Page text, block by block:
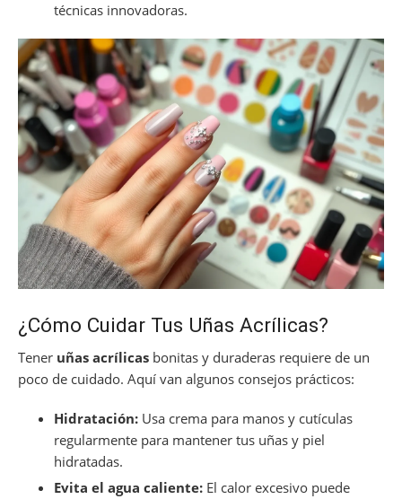
técnicas innovadoras.
¿Cómo Cuidar Tus Uñas Acrílicas?
Tener uñas acrílicas bonitas y duraderas requiere de un
poco de cuidado. Aquí van algunos consejos prácticos:
Hidratación: Usa crema para manos y cutículas
regularmente para mantener tus uñas y piel
hidratadas.
Evita el agua caliente: El calor excesivo puede